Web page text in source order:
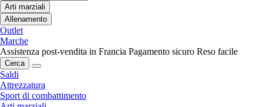
Arti marziali
Allenamento
Outlet
Marche
Assistenza post-vendita in Francia Pagamento sicuro Reso facile
Cerca
Saldi
Attrezzatura
Sport di combattimento